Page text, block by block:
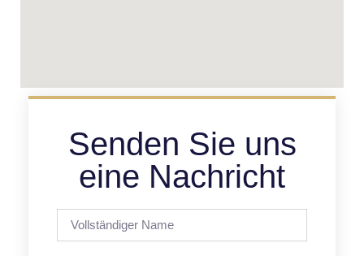
Senden Sie uns
eine Nachricht